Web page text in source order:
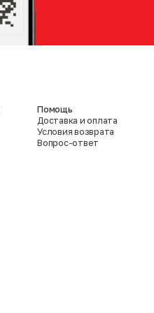
Помощь
Доставка и оплата
Условия возврата
Вопрос-ответ